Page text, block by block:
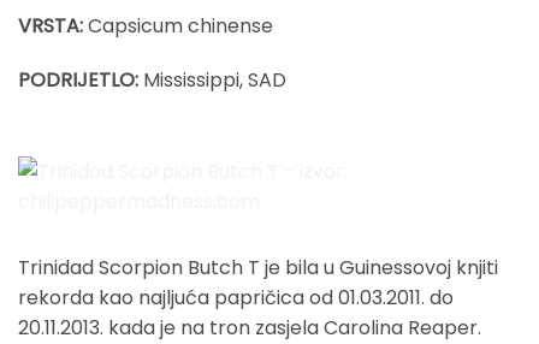
VRSTA:Capsicum chinense
PODRIJETLO: Mississippi, SAD
chilipeppermadness.com
Trinidad Scorpion Butch T je bila u Guinessovoj knjiti
rekorda kao najljuća papričica od 01.03.2011. do
20.11.2013. kada je na tron zasjela Carolina Reaper.